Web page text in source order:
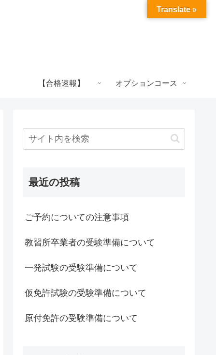
【合格速報】 オプションコース
最近の投稿
ご予約についての注意事項
教習所卒業者の受験準備について
一発試験の受験準備について
仮免許試験の受験準備について
原付免許の受験準備について
Translate »